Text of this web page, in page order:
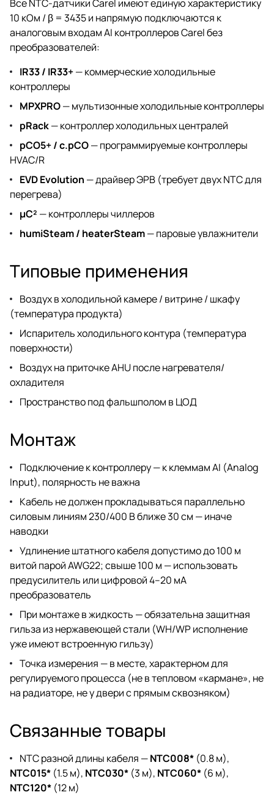
Все NTC-датчики Carel имеют единую характеристику
10 кОм / β = 3435 и напрямую подключаются к
аналоговым входам AI контроллеров Carel без
преобразователей:
IR33 / IR33+— коммерческие холодильные
контроллеры
MPXPRO— мультизонные холодильные контроллеры
pRack— контроллер холодильных централей
pCO5+ / c.pCO— программируемые контроллеры
HVAC/R
EVD Evolution — драйвер ЭРВ (требует двух NTC для
перегрева)
µC² — контроллеры чиллеров
humiSteam / heaterSteam— паровые увлажнители
Типовые применения
Воздух в холодильной камере / витрине / шкафу
(температура продукта)
Испаритель холодильного контура (температура
поверхности)
Воздух на приточке AHU после нагревателя/
охладителя
Пространство под фальшполом в ЦОД
Монтаж
Подключение к контроллеру — к клеммам AI (Analog
Input), полярность не важна
Кабель не должен прокладываться параллельно
силовым линиям 230/400 В ближе 30 см — иначе
наводки
Удлинение штатного кабеля допустимо до 100 м
витой парой AWG22; свыше 100 м — использовать
предусилитель или цифровой 4–20 мА
преобразователь
При монтаже в жидкость — обязательна защитная
гильза из нержавеющей стали (WH/WP исполнение
уже имеют встроенную гильзу)
Точка измерения — в месте, характерном для
регулируемого процесса (не в тепловом «кармане», не
на радиаторе, не у двери с прямым сквозняком)
Связанные товары
NTC разной длины кабеля —NTC008* (0.8 м),
NTC015* (1.5 м), NTC030* (3 м), NTC060* (6 м),
NTC120* (12 м)